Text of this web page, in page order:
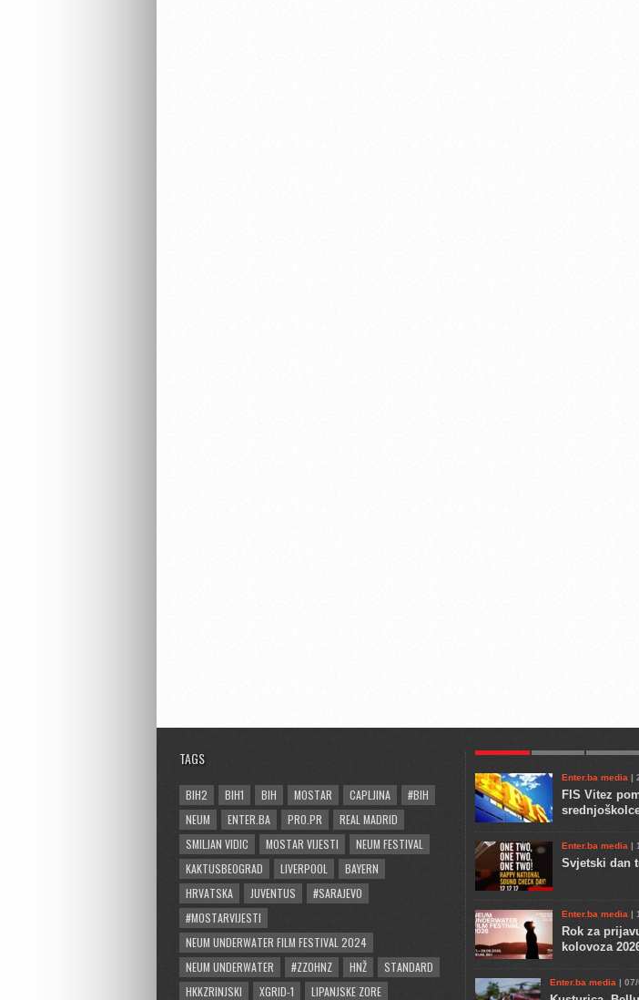
TAGS
BIH2 BIH1 BIH MOSTAR CAPLJINA
#BIH
NEUM
ENTER.BA PRO.PR
REAL MADRID
SMILJAN VIDIC
MOSTAR VIJESTI
NEUM FESTIVAL
KAKTUSBEOGRAD
LIVERPOOL
BAYERN
HRVATSKA
JUVENTUS
#SARAJEVO
#MOSTARVIJESTI
NEUM UNDERWATER FILM FESTIVAL 2024
NEUM UNDERWATER
#ZZOHNZ HNŽ
STANDARD
HKKZRINJSKI
XGRID-1 LIPANJSKE ZORE
Enter.ba media |
FIS Vitez
Enter.ba media |
Svjetski dan
Enter.ba media |
Rok za
kolovoza
Enter.ba media |